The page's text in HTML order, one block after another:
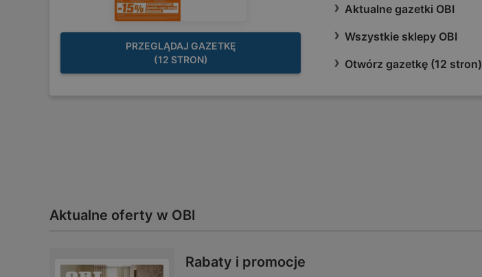
PRZEGLĄDAJ GAZETKĘ
(12 STRON)
Aktualne gazetki OBI
Wszystkie sklepy OBI
Otwórz gazetkę (12 stron)
Aktualne oferty w OBI
Rabaty i promocje